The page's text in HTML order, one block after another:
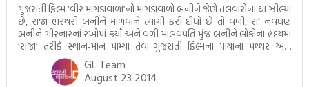
ગુજરાતી ફિલ્મ ‘વીર માંગડાવાળા’નો માંગડાવાળો બનીને જેણે તલવારોના ઘા ઝીલ્યા
છે, રાજા ભરથરી બનીને માળવાને ત્યાગી કરી દીધો છે તો વળી, રા’ નવઘણ
બનીને ગીરનારનાં રખોપાં કર્યાં અને વળી માલવપતિ મુંજ બનીને લોકોના હૃદયમાં
‘રાજા’ તરીકે સ્થાન-માન પામ્યા તેવા ગુજરાતી ફિલ્મના પાયાના પથ્થર અને
શિખરની ધજા જેવા શોભતા અને ગુજરાતની પ્રજાના લાડલા પ્રતિભાવાન વ્યક્તિ તે
GL Team
August 23 2014